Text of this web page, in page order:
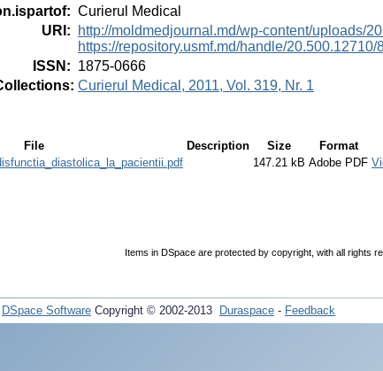
: Curierul Medical
URI :
http://moldmedjournal.md/wp-content/uploads/
https://repository.usmf.md/handle/20.500.12710/
ISSN : 1875-0666
Curierul Medical, 2011, Vol. 319, Nr. 1
File Description Size
Format
147.21 kB Adobe PDF
Items in DSpace are protected by copyright, with all rights
DSpace Software Copyright © 2002-2013 Duraspace - Feedback